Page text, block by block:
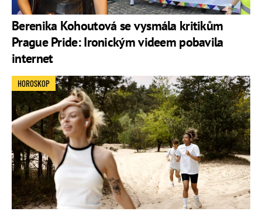
Berenika Kohoutová se vysmála kritikům
Prague Pride: Ironickým videem pobavila
internet
HOROSKOP